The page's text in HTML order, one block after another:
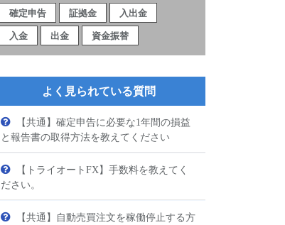
確定申告 証拠金 入出金
入金 出金 資金振替
よく見られている質問
【共通】確定申告に必要な1年間の損益
と報告書の取得方法を教えてください
【トライオートFX】手数料を教えてく
ださい。
【共通】自動売買注文を稼働停止する方